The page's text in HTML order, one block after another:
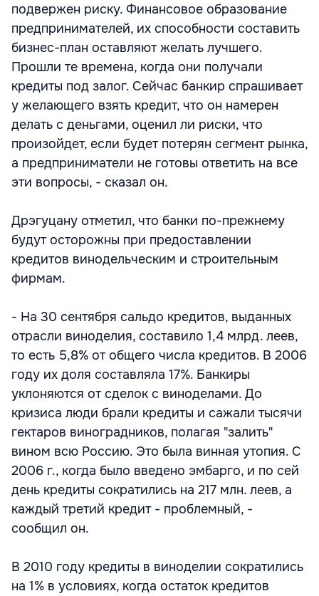
подвержен риску. Финансовое образование
предпринимателей, их способности составить
бизнес-план оставляют желать лучшего.
Прошли те времена, когда они получали
кредиты под залог. Сейчас банкир спрашивает
у желающего взять кредит, что он намерен
делать с деньгами, оценил ли риски, что
произойдет, если будет потерян сегмент рынка,
а предприниматели не готовы ответить на все
эти вопросы, - сказал он.
Дрэгуцану отметил, что банки по-прежнему
будут осторожны при предоставлении
кредитов винодельческим и строительным
фирмам.
- На 30 сентября сальдо кредитов, выданных
отрасли виноделия, составило 1,4 млрд. леев,
то есть 5,8% от общего числа кредитов. В 2006
году их доля составляла 17%. Банкиры
уклоняются от сделок с виноделами. До
кризиса люди брали кредиты и сажали тысячи
гектаров виноградников, полагая "залить"
вином всю Россию. Это была винная утопия. С
2006 г., когда было введено эмбарго, и по сей
день кредиты сократились на 217 млн. леев, а
каждый третий кредит - проблемный, -
сообщил он.
В 2010 году кредиты в виноделии сократились
на 1% в условиях, когда остаток кредитов